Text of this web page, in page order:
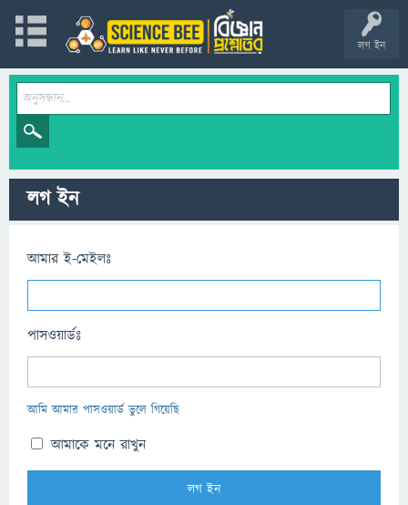
লগ ইন
লগ ইন
আমার ই-মেইলঃ
পাসওয়ার্ডঃ
আমি আমার পাসওয়ার্ড ভুলে গিয়েছি
আমাকে মনে রাখুন